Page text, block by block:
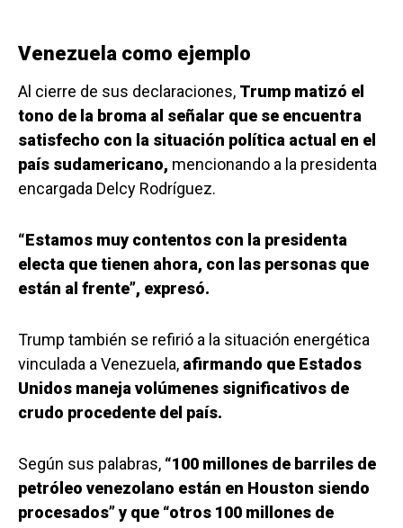
Venezuela como ejemplo
Al cierre de sus declaraciones, Trump matizó el
tono de la broma al señalar que se encuentra
satisfecho con la situación política actual en el
país sudamericano, mencionando a la presidenta
encargada Delcy Rodríguez.
“Estamos muy contentos con la presidenta
electa que tienen ahora, con las personas que
están al frente”, expresó.
Trump también se refirió a la situación energética
vinculada a Venezuela, afirmando que Estados
Unidos maneja volúmenes significativos de
crudo procedente del país.
Según sus palabras, “100 millones de barriles de
petróleo venezolano están en Houston siendo
procesados” y que “otros 100 millones de